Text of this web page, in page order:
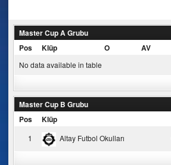
Master Cup A Grubu
Pos
Klüp O AV
No data available in table
Master Cup B Grubu
Pos
Klüp
1 Altay Futbol Okulları